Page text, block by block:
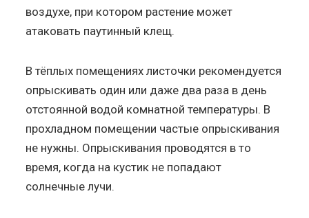
воздухе, при котором растение может
атаковать паутинный клещ.
В тёплых помещениях листочки рекомендуется
опрыскивать один или даже два раза в день
отстоянной водой комнатной температуры. В
прохладном помещении частые опрыскивания
не нужны. Опрыскивания проводятся в то
время, когда на кустик не попадают
солнечные лучи.